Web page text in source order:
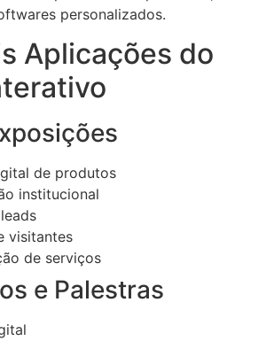
personalizados.
Aplicações do
de produtos
institucional
visitantes
de serviços
e Palestras